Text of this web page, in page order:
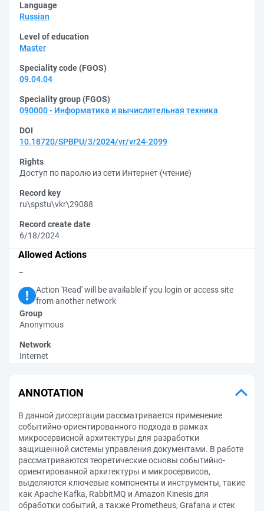
Language
Russian
Level of education
Master
Speciality code (FGOS)
09.04.04
Speciality group (FGOS)
090000 - Информатика и вычислительная техника
DOI
10.18720/SPBPU/3/2024/vr/vr24-2099
Rights
Доступ по паролю из сети Интернет (чтение)
Record key
ru\spstu\vkr\29088
Record create date
6/18/2024
Allowed Actions
–
Action 'Read' will be available if you login or access site
from another network
Group
Anonymous
Network
Internet
ANNOTATION
В данной диссертации рассматривается применение
событийно-ориентированного подхода в рамках
микросервисной архитектуры для разработки
защищенной системы управления документами. В работе
рассматриваются теоретические основы событийно-
ориентированной архитектуры и микросервисов,
выделяются ключевые компоненты и инструменты, такие
как Apache Kafka, RabbitMQ и Amazon Kinesis для
обработки событий, а также Prometheus, Grafana и стек